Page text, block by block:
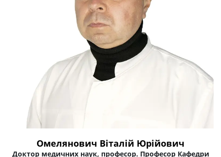
Омелянович Віталій Юрійович
Доктор медичних наук, професор. Професор Кафедри